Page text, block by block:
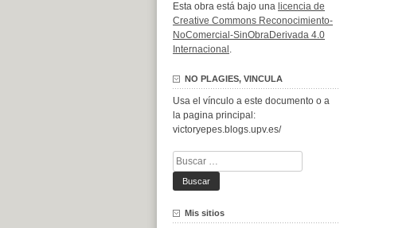
Esta obra está bajo una licencia de
Creative Commons Reconocimiento-
NoComercial-SinObraDerivada 4.0
Internacional .
NO PLAGIES, VINCULA
Usa el vínculo a este documento o a
la pagina principal:
victoryepes.blogs.upv.es/
Buscar:
Mis sitios